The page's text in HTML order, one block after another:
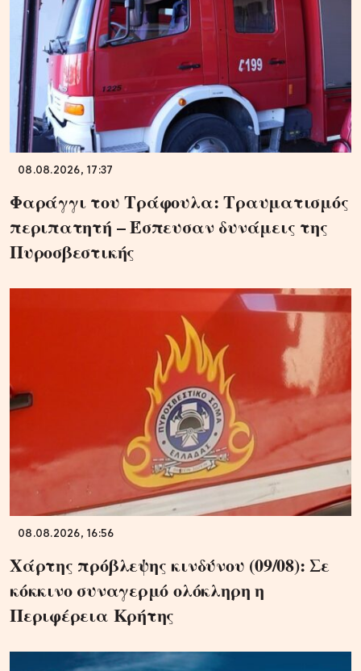
08.08.2026, 17:37
Φαράγγι του Τράφουλα: Τραυματισμός
περιπατητή – Έσπευσαν δυνάμεις της
Πυροσβεστικής
08.08.2026, 16:56
Χάρτης πρόβλεψης κινδύνου (09/08): Σε
κόκκινο συναγερμό ολόκληρη η
Περιφέρεια Κρήτης